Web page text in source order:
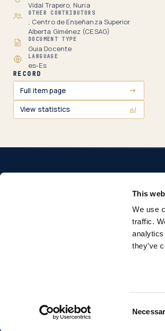
This
We use
traffic.
analytics
they’ve
Vidal Trapero, Nuria
OTHER CONTRIBUTORS
, Centro de Enseñanza Superior
Alberta Giménez (CESAG)
DOCUMENT TYPE
Guia Docente
LANGUAGE
es-Es
RECORD
Full item page
View statistics
Comillas. Acceso abierto a la producción
© 2026 Universidad Pontificia Comillas. Todos los